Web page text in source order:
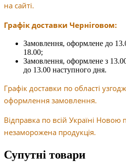
на сайті.
Графік доставки Черніговом:
Замовлення, оформлене до
18.00;
Замовлення, оформлене з
до 13.00 наступного дня.
Графік доставки по області
оформлення замовлення.
Відправка по всій Україні Новою
незаморожена продукція.
Супутні товари